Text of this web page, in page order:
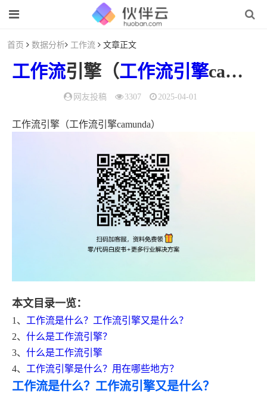
首页 数据分析 工作流 文章正文
工作流引擎（工作流引擎camunda）
网友投稿 3307 2025-04-01
工作流引擎（工作流引擎camunda）
本文目录一览：
1、 工作流是什么？工作流引擎又是什么？
2、 什么是工作流引擎？
3、 什么是工作流引擎
4、 工作流引擎是什么？用在哪些地方？
工作流是什么？工作流引擎又是什么？